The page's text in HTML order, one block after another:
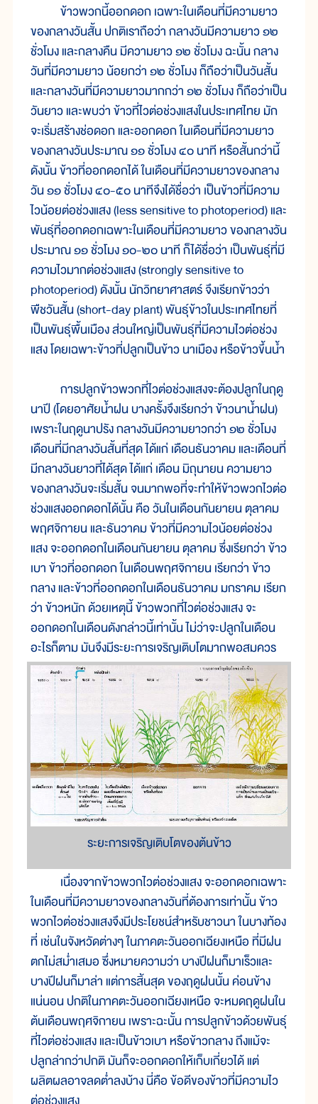
ข้าวพวกนี้ออกดอก เฉพาะในเดือนที่มีความยาว
ของกลางวันสั้น ปกติเราถือว่า กลางวันมีความยาว ๑๒
ชั่วโมง และกลางคืน มีความยาว ๑๒ ชั่วโมง ฉะนั้น กลาง
วันที่มีความยาว น้อยกว่า ๑๒ ชั่วโมง ก็ถือว่าเป็นวันสั้น
และกลางวันที่มีความยาวมากกว่า ๑๒ ชั่วโมง ก็ถือว่าเป็น
วันยาว และพบว่า ข้าวที่ไวต่อช่วงแสงในประเทศไทย มัก
จะเริ่มสร้างช่อดอก และออกดอก ในเดือนที่มีความยาว
ของกลางวันประมาณ ๑๑ ชั่วโมง ๔๐ นาที หรือสั้นกว่านี้
ดังนั้น ข้าวที่ออกดอกได้ ในเดือนที่มีความยาวของกลาง
วัน ๑๑ ชั่วโมง ๔๐-๕๐ นาทีจึงได้ชื่อว่า เป็นข้าวที่มีความ
ไวน้อยต่อช่วงแสง (less sensitive to photoperiod) และ
พันธุ์ที่ออกดอกเฉพาะในเดือนที่มีความยาว ของกลางวัน
ประมาณ ๑๑ ชั่วโมง ๑๐-๒๐ นาที ก็ได้ชื่อว่า เป็นพันธุ์ที่มี
ความไวมากต่อช่วงแสง (strongly sensitive to
photoperiod) ดังนั้น นักวิทยาศาสตร์ จึงเรียกข้าวว่า
พืชวันสั้น (short-day plant) พันธุ์ข้าวในประเทศไทยที่
เป็นพันธุ์พื้นเมือง ส่วนใหญ่เป็นพันธุ์ที่มีความไวต่อช่วง
แสง โดยเฉพาะข้าวที่ปลูกเป็นข้าว นาเมือง หรือข้าวขึ้นน้ำ
การปลูกข้าวพวกที่ไวต่อช่วงแสงจะต้องปลูกในฤดู
นาปี (โดยอาศัยน้ำฝน บางครั้งจึงเรียกว่า ข้าวนาน้ำฝน)
เพราะในฤดูนาปรัง กลางวันมีความยาวกว่า ๑๒ ชั่วโมง
เดือนที่มีกลางวันสั้นที่สุด ได้แก่ เดือนธันวาคม และเดือนที่
มีกลางวันยาวที่ได้สุด ได้แก่ เดือน มิถุนายน ความยาว
ของกลางวันจะเริ่มสั้น จนมากพอที่จะทำให้ข้าวพวกไวต่อ
ช่วงแสงออกดอกได้นั้น คือ วันในเดือนกันยายน ตุลาคม
พฤศจิกายน และธันวาคม ข้าวที่มีความไวน้อยต่อช่วง
แสง จะออกดอกในเดือนกันยายน ตุลาคม ซึ่งเรียกว่า ข้าว
เบา ข้าวที่ออกดอก ในเดือนพฤศจิกายน เรียกว่า ข้าว
กลาง และข้าวที่ออกดอกในเดือนธันวาคม มกราคม เรียก
ว่า ข้าวหนัก ด้วยเหตุนี้ ข้าวพวกที่ไวต่อช่วงแสง จะ
ออกดอกในเดือนดังกล่าวนี้เท่านั้น ไม่ว่าจะปลูกในเดือน
อะไรก็ตาม มันจึงมีระยะการเจริญเติบโตมากพอสมควร
ระยะการเจริญเติบโตของต้นข้าว
เนื่องจากข้าวพวกไวต่อช่วงแสง จะออกดอกเฉพาะ
ในเดือนที่มีความยาวของกลางวันที่ต้องการเท่านั้น ข้าว
พวกไวต่อช่วงแสงจึงมีประโยชน์สำหรับชาวนา ในบางท้อง
ที่ เช่นในจังหวัดต่างๆ ในภาคตะวันออกเฉียงเหนือ ที่มีฝน
ตกไม่สม่ำเสมอ ซึ่งหมายความว่า บางปีฝนก็มาเร็วและ
บางปีฝนก็มาล่า แต่การสิ้นสุด ของฤดูฝนนั้น ค่อนข้าง
แน่นอน ปกติในภาคตะวันออกเฉียงเหนือ จะหมดฤดูฝนใน
ต้นเดือนพฤศจิกายน เพราะฉะนั้น การปลูกข้าวด้วยพันธุ์
ที่ไวต่อช่วงแสง และเป็นข้าวเบา หรือข้าวกลาง ถึงแม้จะ
ปลูกล่ากว่าปกติ มันก็จะออกดอกให้เก็บเกี่ยวได้ แต่
ผลิตผลอาจลดต่ำลงบ้าง นี่คือ ข้อดีของข้าวที่มีความไว